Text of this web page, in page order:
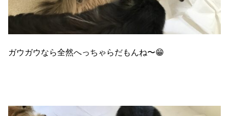
ガウガウなら全然へっちゃらだもんね〜😁